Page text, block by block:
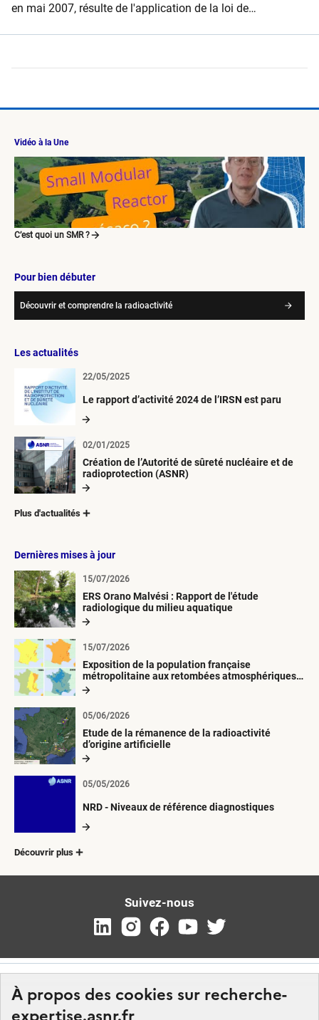
À propos des cookies sur recherche-
en mai 2007, résulte de l'application de la loi de
Vidéo à la Une
C’est quoi un SMR ?
Pour bien débuter
Découvrir et comprendre la radioactivité
Les actualités
Le rapport d’activité 2024 de l’IRSN est paru
22/05/2025
Création de l’Autorité de sûreté nucléaire et de
radioprotection (ASNR)
02/01/2025
Plus d'actualités
Dernières mises à jour
ERS Orano Malvési : Rapport de l'étude
radiologique du milieu aquatique
15/07/2026
Exposition de la population française
métropolitaine aux retombées atmosphériques
radioactives depuis 1945
15/07/2026
Etude de la rémanence de la radioactivité
d’origine artificielle
05/06/2026
NRD - Niveaux de référence diagnostiques
05/05/2026
Découvrir plus
Suivez-nous